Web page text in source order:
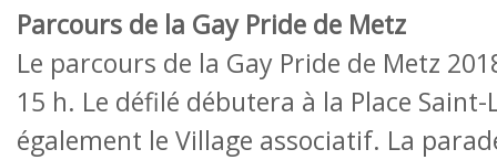
Parcours de la Gay Pride de Metz
Le parcours de la Gay Pride de Metz
15 h. Le défilé débutera à la Place
également le Village associatif. La